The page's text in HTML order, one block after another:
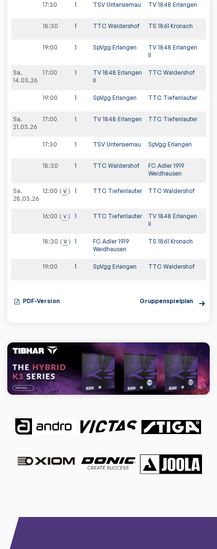
17:30 1 TSV Untersiemau TV 1848 Erlangen
18:30 1 TTC Waldershof TS 1861 Kronach
19:00 1 SpVgg Erlangen
TV 1848 Erlangen
II
Sa.
14.03.26
17:00 1
TV 1848 Erlangen
II
TTC Waldershof
19:00 1 SpVgg Erlangen TTC Tiefenlauter
Sa.
21.03.26
17:00 1 TV 1848 Erlangen TTC Tiefenlauter
17:30 1 TSV Untersiemau SpVgg Erlangen
18:30 1 TTC Waldershof
FC Adler 1919
Weidhausen
Sa.
28.03.26
12:00 v 1 TTC Tiefenlauter TTC Waldershof
16:00 v 1 TTC Tiefenlauter
TV 1848 Erlangen
II
18:30 v 1
FC Adler 1919
Weidhausen
TS 1861 Kronach
19:00 1 SpVgg Erlangen TTC Waldershof
PDF-Version Gruppenspielplan